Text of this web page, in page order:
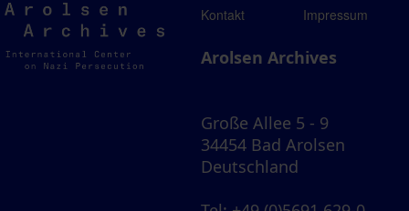
Arolsen
Archives
Kontakt Impressum
Arolsen Archives
Große Allee 5 - 9
34454 Bad Arolsen
Deutschland